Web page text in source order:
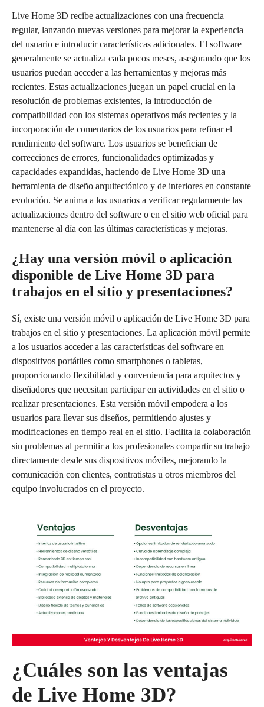
Live Home 3D recibe actualizaciones con una frecuencia
regular, lanzando nuevas versiones para mejorar la experiencia
del usuario e introducir características adicionales. El software
generalmente se actualiza cada pocos meses, asegurando que los
usuarios puedan acceder a las herramientas y mejoras más
recientes. Estas actualizaciones juegan un papel crucial en la
resolución de problemas existentes, la introducción de
compatibilidad con los sistemas operativos más recientes y la
incorporación de comentarios de los usuarios para refinar el
rendimiento del software. Los usuarios se benefician de
correcciones de errores, funcionalidades optimizadas y
capacidades expandidas, haciendo de Live Home 3D una
herramienta de diseño arquitectónico y de interiores en constante
evolución. Se anima a los usuarios a verificar regularmente las
actualizaciones dentro del software o en el sitio web oficial para
mantenerse al día con las últimas características y mejoras.
¿Hay una versión móvil o aplicación
disponible de Live Home 3D para
trabajos en el sitio y presentaciones?
Sí, existe una versión móvil o aplicación de Live Home 3D para
trabajos en el sitio y presentaciones. La aplicación móvil permite
a los usuarios acceder a las características del software en
dispositivos portátiles como smartphones o tabletas,
proporcionando flexibilidad y conveniencia para arquitectos y
diseñadores que necesitan participar en actividades en el sitio o
realizar presentaciones. Esta versión móvil empodera a los
usuarios para llevar sus diseños, permitiendo ajustes y
modificaciones en tiempo real en el sitio. Facilita la colaboración
sin problemas al permitir a los profesionales compartir su trabajo
directamente desde sus dispositivos móviles, mejorando la
comunicación con clientes, contratistas u otros miembros del
equipo involucrados en el proyecto.
¿Cuáles son las ventajas
de Live Home 3D?